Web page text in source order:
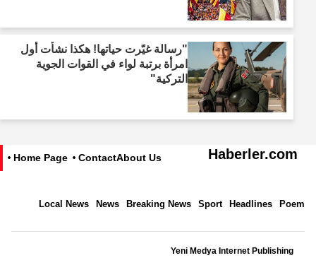
"رسالة غيّرت حياتها! هكذا نشأت أول
امرأة برتبة لواء في القوات الجوية
التركية"
Haberler.com
About Us
Contact
Home Page
Poem
Headlines
Sport
Breaking News
News
Local News
Yeni Medya Internet Publishing